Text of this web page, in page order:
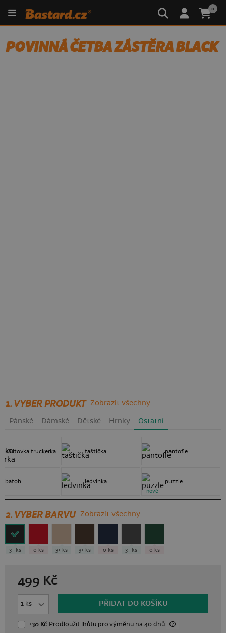
0
POVINNÁ ČETBA ZÁSTĚRA BLACK
1. VYBER PRODUKT Zobrazit všechny
Pánské Dámské Dětské Hrnky Ostatní
kšiltovka truckerka
batoh
taštička
ledvinka
pantofle
puzzle
nové
2. VYBER BARVU Zobrazit všechny
3+ ks 0 ks 3+ ks 3+ ks 0 ks 3+ ks 0 ks
499 Kč
PŘIDAT DO KOŠÍKU
+30 Kč Prodloužit lhůtupro výměnu na 40 dnů